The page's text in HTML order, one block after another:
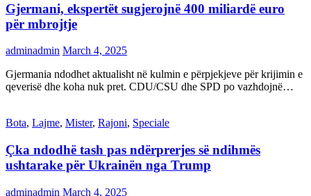
Gjermani, ekspertët sugjerojnë 400 miliardë euro
për mbrojtje
adminadmin March 4, 2025
Gjermania ndodhet aktualisht në kulmin e përpjekjeve për krijimin e
qeverisë dhe koha nuk pret. CDU/CSU dhe SPD po vazhdojnë…
Bota, Lajme, Mister, Rajoni, Speciale
Çka ndodhë tash pas ndërprerjes së ndihmës
ushtarake për Ukrainën nga Trump
adminadmin March 4, 2025